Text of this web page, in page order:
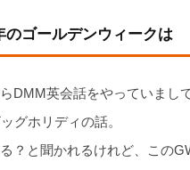
のゴールデンウィークは
DMM英会話をやっていまし
グホリディの話。
？と聞かれるけれど、この